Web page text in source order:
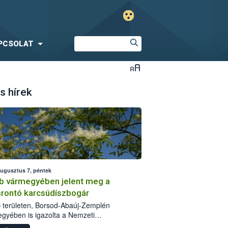
hírek
7, péntek
vármegyében jelent meg a
karcsúdíszbogár
területen, Borsod-Abaúj-Zemplén
is igazolta a Nemzeti
biztonsági Hivatal (Nébih) a